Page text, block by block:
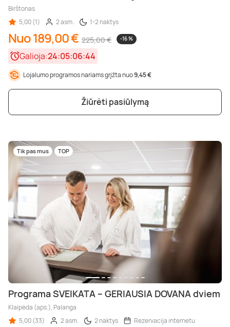
Birštonas
5,00 (1)
2 asm. 1-2 naktys
Nuo 189,00 € 225,00 € -16 %
Galioja:24:05:06:42
Lojalumo programos nariams grįžta nuo9,45 €
Žiūrėti pasiūlymą
Tik pas mus TOP
Programa SVEIKATA – GERIAUSIA DOVANA dviem
Klaipėda (aps.), Palanga
5,00 (33)
2 asm. 2 naktys Rezervacija internetu